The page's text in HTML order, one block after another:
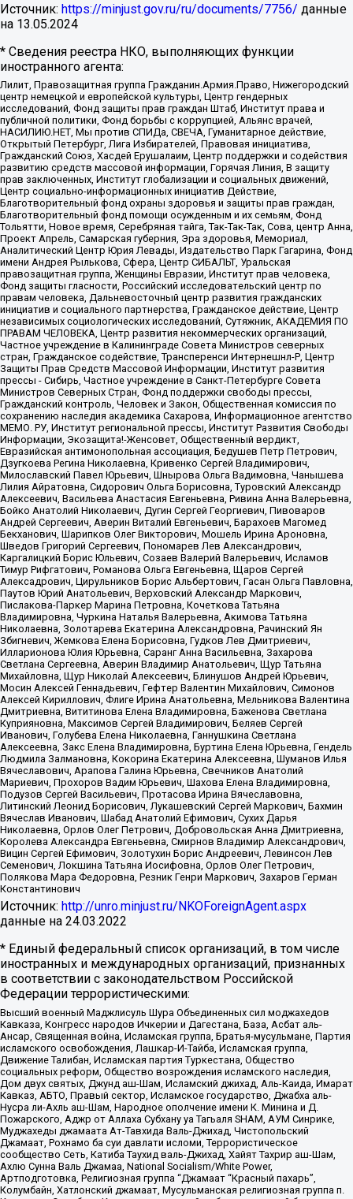
Источник: https://minjust.gov.ru/ru/documents/7756/ данные
на 13.05.2024
* Сведения реестра НКО, выполняющих функции
иностранного агента:
Лилит, Правозащитная группа Гражданин.Армия.Право, Нижегородский
центр немецкой и европейской культуры, Центр гендерных
исследований, Фонд защиты прав граждан Штаб, Институт права и
публичной политики, Фонд борьбы с коррупцией, Альянс врачей,
НАСИЛИЮ.НЕТ, Мы против СПИДа, СВЕЧА, Гуманитарное действие,
Открытый Петербург, Лига Избирателей, Правовая инициатива,
Гражданский Союз, Хасдей Ерушалаим, Центр поддержки и содействия
развитию средств массовой информации, Горячая Линия, В защиту
прав заключенных, Институт глобализации и социальных движений,
Центр социально-информационных инициатив Действие,
Благотворительный фонд охраны здоровья и защиты прав граждан,
Благотворительный фонд помощи осужденным и их семьям, Фонд
Тольятти, Новое время, Серебряная тайга, Так-Так-Так, Сова, центр Анна,
Проект Апрель, Самарская губерния, Эра здоровья, Мемориал,
Аналитический Центр Юрия Левады, Издательство Парк Гагарина, Фонд
имени Андрея Рылькова, Сфера, Центр СИБАЛЬТ, Уральская
правозащитная группа, Женщины Евразии, Институт прав человека,
Фонд защиты гласности, Российский исследовательский центр по
правам человека, Дальневосточный центр развития гражданских
инициатив и социального партнерства, Гражданское действие, Центр
независимых социологических исследований, Сутяжник, АКАДЕМИЯ ПО
ПРАВАМ ЧЕЛОВЕКА, Центр развития некоммерческих организаций,
Частное учреждение в Калининграде Совета Министров северных
стран, Гражданское содействие, Трансперенси Интернешнл-Р, Центр
Защиты Прав Средств Массовой Информации, Институт развития
прессы - Сибирь, Частное учреждение в Санкт-Петербурге Совета
Министров Северных Стран, Фонд поддержки свободы прессы,
Гражданский контроль, Человек и Закон, Общественная комиссия по
сохранению наследия академика Сахарова, Информационное агентство
МЕМО. РУ, Институт региональной прессы, Институт Развития Свободы
Информации, Экозащита!-Женсовет, Общественный вердикт,
Евразийская антимонопольная ассоциация, Бедушев Петр Петрович,
Дзугкоева Регина Николаевна, Кривенко Сергей Владимирович,
Милославский Павел Юрьевич, Шнырова Ольга Вадимовна, Чанышева
Лилия Айратовна, Сидорович Ольга Борисовна, Туровский Александр
Алексеевич, Васильева Анастасия Евгеньевна, Ривина Анна Валерьевна,
Бойко Анатолий Николаевич, Дугин Сергей Георгиевич, Пивоваров
Андрей Сергеевич, Аверин Виталий Евгеньевич, Барахоев Магомед
Бекханович, Шарипков Олег Викторович, Мошель Ирина Ароновна,
Шведов Григорий Сергеевич, Пономарев Лев Александрович,
Каргалицкий Борис Юльевич, Созаев Валерий Валерьевич, Исламов
Тимур Рифгатович, Романова Ольга Евгеньевна, Щаров Сергей
Алексадрович, Цирульников Борис Альбертович, Гасан Ольга Павловна,
Паутов Юрий Анатольевич, Верховский Александр Маркович,
Пислакова-Паркер Марина Петровна, Кочеткова Татьяна
Владимировна, Чуркина Наталья Валерьевна, Акимова Татьяна
Николаевна, Золотарева Екатерина Александровна, Рачинский Ян
Збигневич, Жемкова Елена Борисовна, Гудков Лев Дмитриевич,
Илларионова Юлия Юрьевна, Саранг Анна Васильевна, Захарова
Светлана Сергеевна, Аверин Владимир Анатольевич, Щур Татьяна
Михайловна, Щур Николай Алексеевич, Блинушов Андрей Юрьевич,
Мосин Алексей Геннадьевич, Гефтер Валентин Михайлович, Симонов
Алексей Кириллович, Флиге Ирина Анатольевна, Мельникова Валентина
Дмитриевна, Вититинова Елена Владимировна, Баженова Светлана
Куприяновна, Максимов Сергей Владимирович, Беляев Сергей
Иванович, Голубева Елена Николаевна, Ганнушкина Светлана
Алексеевна, Закс Елена Владимировна, Буртина Елена Юрьевна, Гендель
Людмила Залмановна, Кокорина Екатерина Алексеевна, Шуманов Илья
Вячеславович, Арапова Галина Юрьевна, Свечников Анатолий
Мариевич, Прохоров Вадим Юрьевич, Шахова Елена Владимировна,
Подузов Сергей Васильевич, Протасова Ирина Вячеславовна,
Литинский Леонид Борисович, Лукашевский Сергей Маркович, Бахмин
Вячеслав Иванович, Шабад Анатолий Ефимович, Сухих Дарья
Николаевна, Орлов Олег Петрович, Добровольская Анна Дмитриевна,
Королева Александра Евгеньевна, Смирнов Владимир Александрович,
Вицин Сергей Ефимович, Золотухин Борис Андреевич, Левинсон Лев
Семенович, Локшина Татьяна Иосифовна, Орлов Олег Петрович,
Полякова Мара Федоровна, Резник Генри Маркович, Захаров Герман
Константинович
Источник: http://unro.minjust.ru/NKOForeignAgent.aspx
данные на 24.03.2022
* Единый федеральный список организаций, в том числе
иностранных и международных организаций, признанных
в соответствии с законодательством Российской
Федерации террористическими:
Высший военный Маджлисуль Шура Объединенных сил моджахедов
Кавказа, Конгресс народов Ичкерии и Дагестана, База, Асбат аль-
Ансар, Священная война, Исламская группа, Братья-мусульмане, Партия
исламского освобождения, Лашкар-И-Тайба, Исламская группа,
Движение Талибан, Исламская партия Туркестана, Общество
социальных реформ, Общество возрождения исламского наследия,
Дом двух святых, Джунд аш-Шам, Исламский джихад, Аль-Каида, Имарат
Кавказ, АБТО, Правый сектор, Исламское государство, Джабха аль-
Нусра ли-Ахль аш-Шам, Народное ополчение имени К. Минина и Д.
Пожарского, Аджр от Аллаха Субхану уа Тагьаля SHAM, АУМ Синрике,
Муджахеды джамаата Ат-Тавхида Валь-Джихад, Чистопольский
Джамаат, Рохнамо ба суи давлати исломи, Террористическое
сообщество Сеть, Катиба Таухид валь-Джихад, Хайят Тахрир аш-Шам,
Ахлю Сунна Валь Джамаа, National Socialism/White Power,
Артподготовка, Религиозная группа “Джамаат “Красный пахарь”,
Колумбайн, Хатлонский джамаат, Мусульманская религиозная группа п.